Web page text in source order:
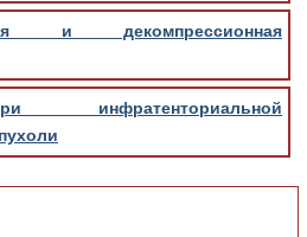
и декомпрессионная
инфратенториальной